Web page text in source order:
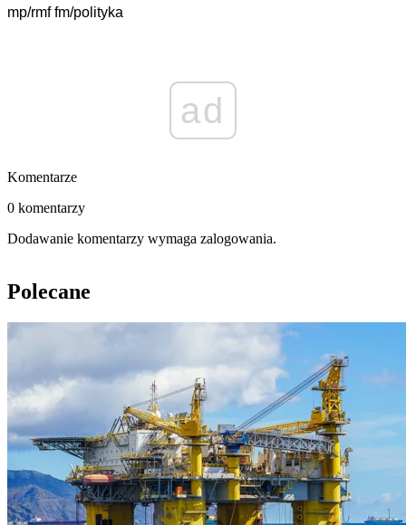
mp/rmf fm/polityka
ad
Komentarze
0 komentarzy
Dodawanie komentarzy wymaga zalogowania.
Polecane